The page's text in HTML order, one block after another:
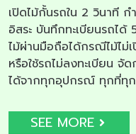
เปิดไม้กั้นรถใน 2 วินาที
อิสระ บันทึกทะเบียนรถได้
ไม้ผ่านมือถือได้กรณีไม้ไม่
หรือใช้รถไม่ลงทะเบียน จั
ได้จากทุกอุปกรณ์ ทุกที่ทุก
SEE MORE